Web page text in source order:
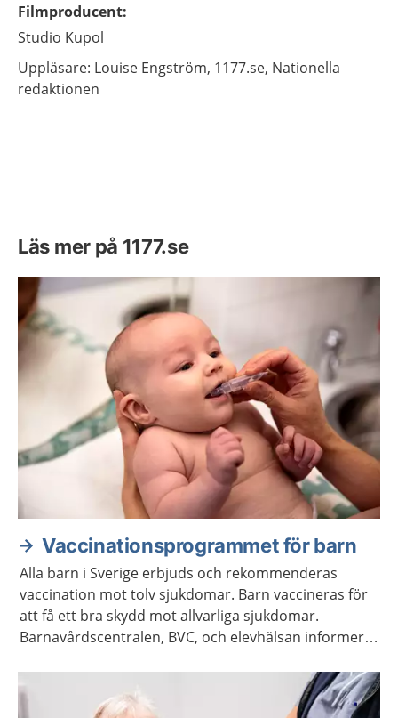
Filmproducent:
Studio Kupol
Uppläsare: Louise Engström, 1177.se, Nationella
redaktionen
Läs mer på 1177.se
Vaccinationsprogrammet för barn
Alla barn i Sverige erbjuds och rekommenderas
vaccination mot tolv sjukdomar. Barn vaccineras för
att få ett bra skydd mot allvarliga sjukdomar.
Barnavårdscentralen, BVC, och elevhälsan informerar